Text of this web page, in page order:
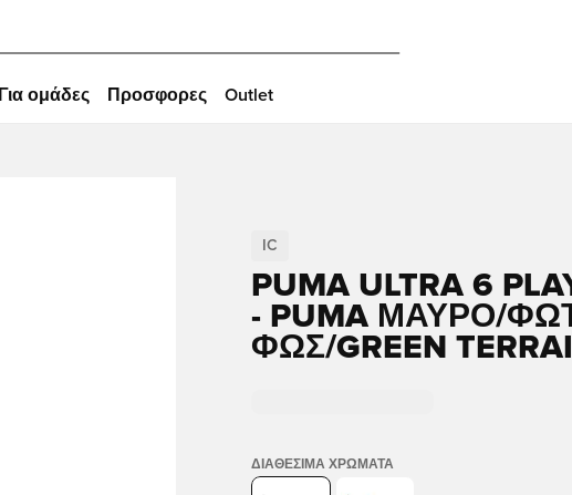
Για ομάδες Προσφορες Outlet
IC
PUMA ULTRA 6
- PUMA ΜΑΎΡΟ/
ΦΩΣ/GREEN
ΔΙΑΘΈΣΙΜΑ ΧΡΏΜΑΤΑ